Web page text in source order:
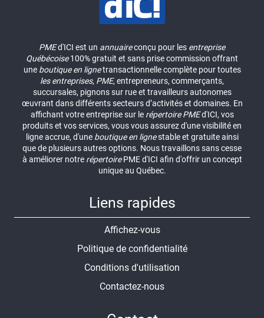
PMEd'ICI est un annuaireconçu pour les entreprise
Québécoise100% gratuit et sans prise commission offrant
une boutique en lignetransactionnelle complète pour toutes
les entreprises, PME, entrepreneurs, commerçants,
succursales, pignons sur rue et travailleurs autonomes
œuvrant dans différents secteurs d’activités et domaines. En
affichant votre entreprise sur le répertoire PMEd'ICI, vos
produits et vos services, vous vous assurez d'une visibilité en
ligne accrue, d'une boutique en lignestable et gratuite ainsi
que de plusieurs autres options. Nous travaillons sans cesse
à améliorer notre répertoirePME d'ICI afin d'offrir un concept
unique au Québec.
Liens rapides
Affichez-vous
Politique de confidentialité
Conditions d'utilisation
Contactez-nous